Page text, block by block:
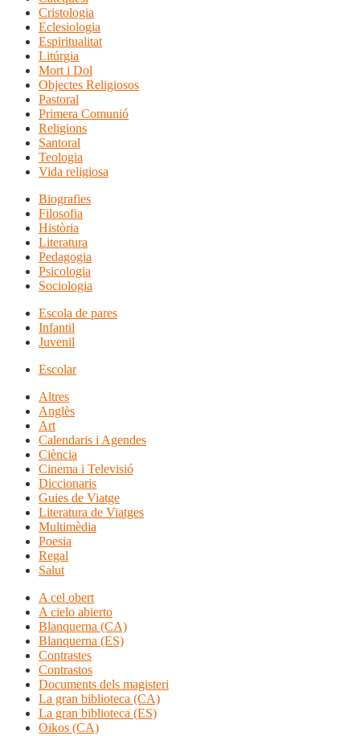
Cristologia
Eclesiologia
Espiritualitat
Litúrgia
Mort i Dol
Objectes Religiosos
Pastoral
Primera Comunió
Religions
Santoral
Teologia
Vida religiosa
Biografies
Filosofia
Història
Literatura
Pedagogia
Psicologia
Sociologia
Escola de pares
Infantil
Juvenil
Escolar
Altres
Anglès
Art
Calendaris i Agendes
Ciència
Cinema i Televisió
Diccionaris
Guies de Viatge
Literatura de Viatges
Multimèdia
Poesia
Regal
Salut
A cel obert
A cielo abierto
Blanquerna (CA)
Blanquerna (ES)
Contrastes
Contrastos
Documents dels magisteri
La gran biblioteca (CA)
La gran biblioteca (ES)
Oikos (CA)